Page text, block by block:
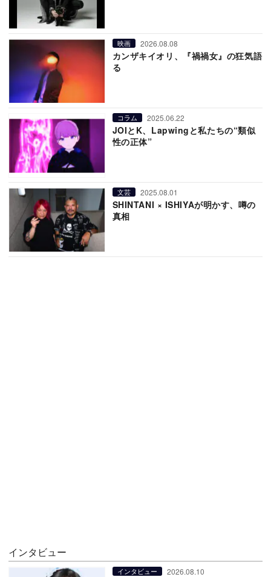
映画 2026.08.08
カンザキイオリ、『禍禍女』の狂気語
る
コラム 2025.06.22
JOIとK、Lapwingと私たちの“類似
性の正体”
文芸 2025.08.01
SHINTANI × ISHIYAが明かす、噂の
真相
インタビュー
インタビュー 2026.08.10